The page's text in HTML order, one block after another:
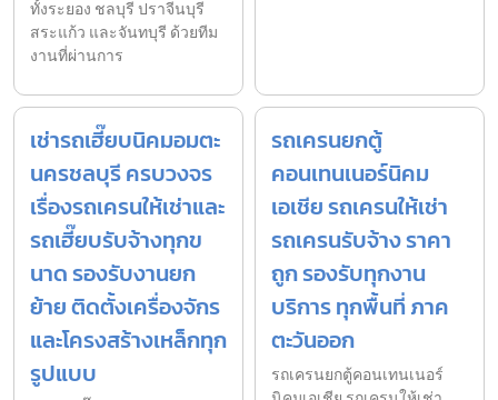
ทั้งระยอง ชลบุรี ปราจีนบุรี
สระแก้ว และจันทบุรี ด้วยทีม
งานที่ผ่านการ
เช่ารถเฮี๊ยบนิคมอมตะ
นครชลบุรี ครบวงจร
เรื่องรถเครนให้เช่าและ
รถเฮี๊ยบรับจ้างทุกข
นาด รองรับงานยก
ย้าย ติดตั้งเครื่องจักร
และโครงสร้างเหล็กทุก
รูปแบบ
รถเครนยกตู้
คอนเทนเนอร์นิคม
เอเชีย รถเครนให้เช่า
รถเครนรับจ้าง ราคา
ถูก รองรับทุกงาน
บริการ ทุกพื้นที่ ภาค
ตะวันออก
รถเครนยกตู้คอนเทนเนอร์